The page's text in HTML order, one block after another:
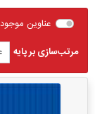
عناوین موجود
مرتب‌سازی بر پایه